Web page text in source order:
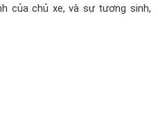
của chủ xe, và sự tương sinh,